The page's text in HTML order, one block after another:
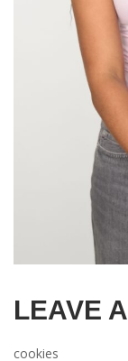
LEAVE
cookies